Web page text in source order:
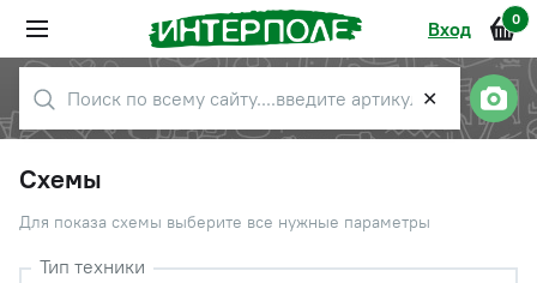
Вход 0
✕
Схемы
Для показа схемы выберите все нужные параметры
Тип техники